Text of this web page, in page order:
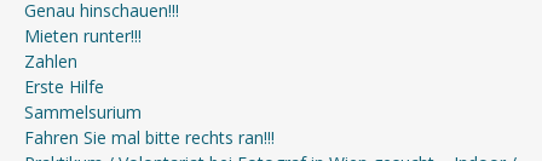
Genau hinschauen!!!
Mieten runter!!!
Zahlen
Erste Hilfe
Sammelsurium
Fahren Sie mal bitte rechts ran!!!